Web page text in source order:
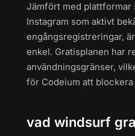
Jämfört med plattformar
Instagram som aktivt
engångsregistreringar,
enkel. Gratisplanen har
användningsgränser,
för Codeium att
vad windsurf